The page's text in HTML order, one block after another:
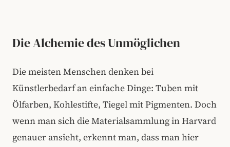
Die Alchemie des Unmöglichen
Die meisten Menschen denken bei
Künstlerbedarf an einfache Dinge: Tuben mit
Ölfarben, Kohlestifte, Tiegel mit Pigmenten. Doch
wenn man sich die Materialsammlung in Harvard
genauer ansieht, erkennt man, dass man hier